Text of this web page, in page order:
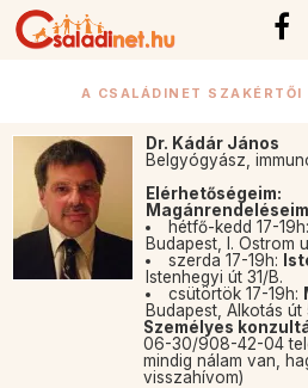
A CSALÁDINET SZAKÉRTŐI
Dr. Kádár János
Belgyógyász,
Elérhetőségeim:
hétfő-kedd 17-19h:
Budapest, I. Ostrom
szerda 17-19h:
Istenhegyi út 31/B.
csütörtök 17-19h:
Budapest, Alkotás út
Személyes
06-30/908-42-04
mindig nálam van,
visszahívom)